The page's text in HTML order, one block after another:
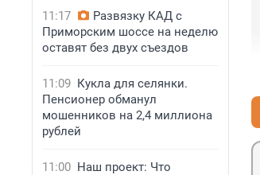
11:17
Развязку КАД с
Приморским шоссе на неделю
оставят без двух съездов
11:09 Кукла для селянки.
Пенсионер обманул
мошенников на 2,4 миллиона
рублей
11:00 Наш проект: Что